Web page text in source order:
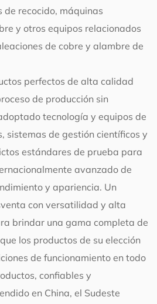
recocido, máquinas
y otros equipos relacionados
de cobre y alambre de
perfectos de alta calidad
de producción sin
tecnología y equipos de
sistemas de gestión científicos y
estándares de prueba para
avanzado de
y apariencia. Un
con versatilidad y alta
brindar una gama completa de
los productos de su elección
de funcionamiento en todo
confiables y
en China, el Sudeste